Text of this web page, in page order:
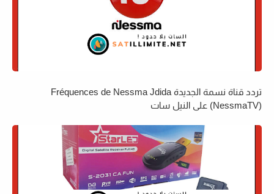
تردد قناة نسمة الجديدة Fréquences de Nessma Jdida
(NessmaTV) على النيل سات